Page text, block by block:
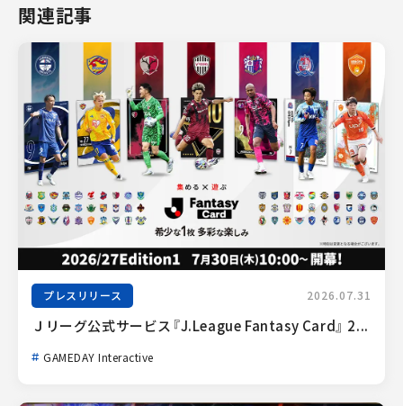
関連記事
プレスリリース 2026.07.31
Ｊリーグ公式サービス『J.League Fantasy Card』 2...
GAMEDAY Interactive